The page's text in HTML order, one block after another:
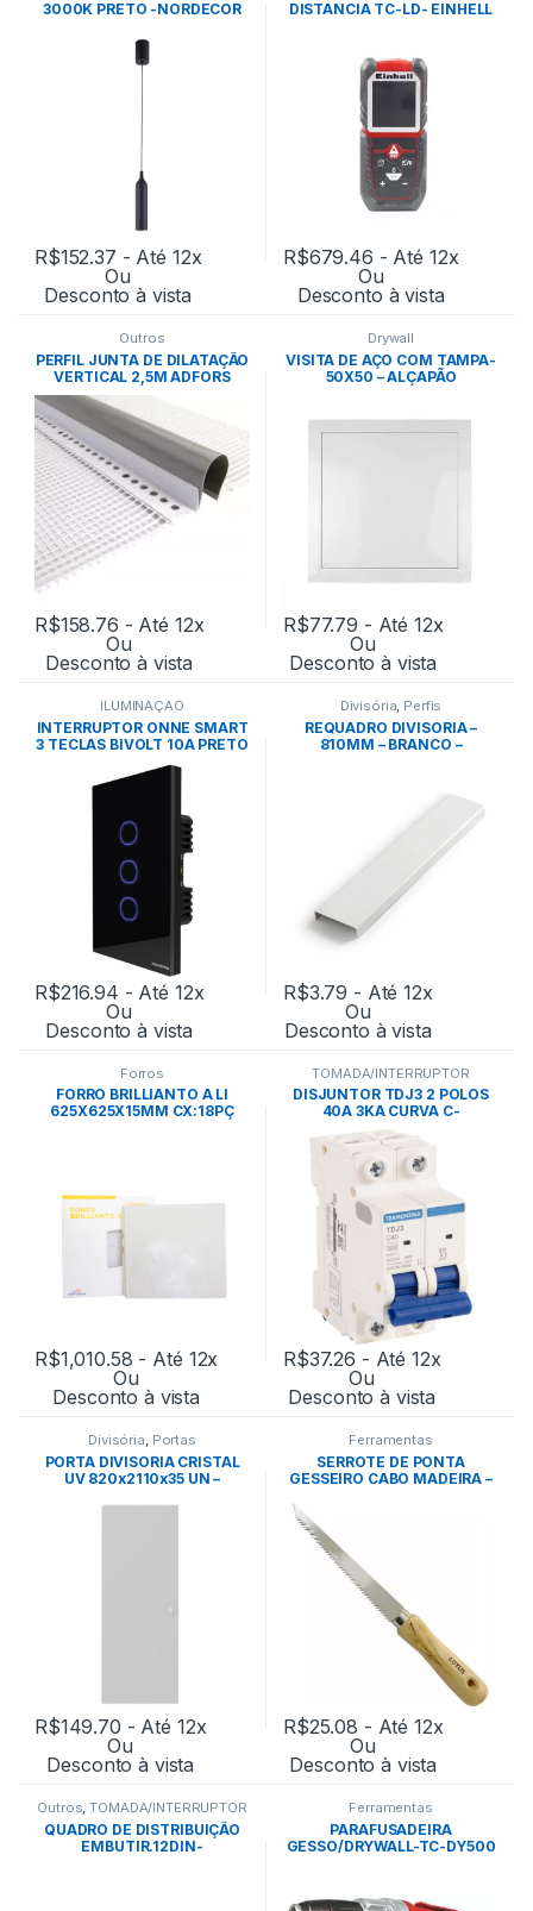
3000K PRETO -NORDECOR
R$152.37 - Até 12x
Ou
Desconto à vista
DISTANCIA TC-LD- EINHELL
R$679.46 - Até 12x
Ou
Desconto à vista
Outros
PERFIL JUNTA DE DILATAÇÃO
VERTICAL 2,5M ADFORS
R$158.76 - Até 12x
Ou
Desconto à vista
Drywall
VISITA DE AÇO COM TAMPA-
50X50 – ALÇAPÃO
R$77.79 - Até 12x
Ou
Desconto à vista
ILUMINAÇÃO
INTERRUPTOR ONNE SMART
3 TECLAS BIVOLT 10A PRETO
– TRAMONTINA
R$216.94 - Até 12x
Ou
Desconto à vista
Divisória, Perfis
REQUADRO DIVISÓRIA –
810MM – BRANCO –
R$3.79 - Até 12x
Ou
Desconto à vista
Forros
FORRO BRILLIANTO A LI
625X625X15MM CX:18PÇ
R$1,010.58 - Até 12x
Ou
Desconto à vista
TOMADA/INTERRUPTOR
DISJUNTOR TDJ3 2 POLOS
40A 3KA CURVA C-
TRAMONTINA
R$37.26 - Até 12x
Ou
Desconto à vista
Divisória, Portas
PORTA DIVISORIA CRISTAL
UV 820x2110x35 UN –
R$149.70 - Até 12x
Ou
Desconto à vista
Ferramentas
SERROTE DE PONTA
GESSEIRO CABO MADEIRA –
R$25.08 - Até 12x
Ou
Desconto à vista
Outros,TOMADA/INTERRUPTOR
QUADRO DE DISTRIBUIÇÃO
EMBUTIR.12DIN-
Ferramentas
PARAFUSADEIRA
GESSO/DRYWALL-TC-DY500